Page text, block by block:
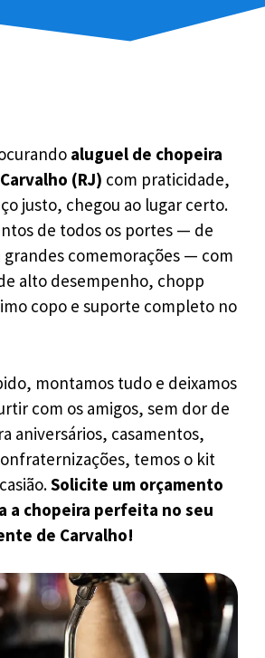
aluguel de chopeira
(RJ) com praticidade,
justo, chegou ao lugar certo.
de todos os portes — de
grandes comemorações — com
alto desempenho, chopp
copo e suporte completo no
montamos tudo e deixamos
com os amigos, sem dor de
aniversários, casamentos,
temos o kit
Solicite um orçamento
a chopeira perfeita no seu
de Carvalho!